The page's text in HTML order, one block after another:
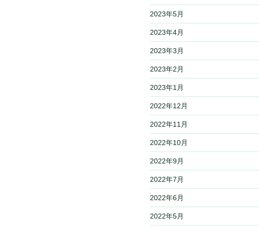
2023年5月
2023年4月
2023年3月
2023年2月
2023年1月
2022年12月
2022年11月
2022年10月
2022年9月
2022年7月
2022年6月
2022年5月